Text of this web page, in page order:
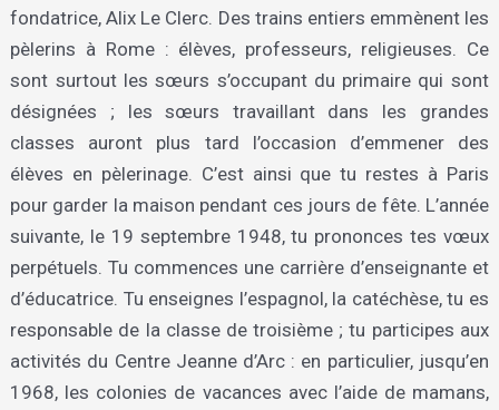
fondatrice, Alix Le Clerc. Des trains entiers emmènent les
pèlerins à Rome : élèves, professeurs, religieuses. Ce
sont surtout les sœurs s’occupant du primaire qui sont
désignées ; les sœurs travaillant dans les grandes
classes auront plus tard l’occasion d’emmener des
élèves en pèlerinage. C’est ainsi que tu restes à Paris
pour garder la maison pendant ces jours de fête. L’année
suivante, le 19 septembre 1948, tu prononces tes vœux
perpétuels. Tu commences une carrière d’enseignante et
d’éducatrice. Tu enseignes l’espagnol, la catéchèse, tu es
responsable de la classe de troisième ; tu participes aux
activités du Centre Jeanne d’Arc : en particulier, jusqu’en
1968, les colonies de vacances avec l’aide de mamans,